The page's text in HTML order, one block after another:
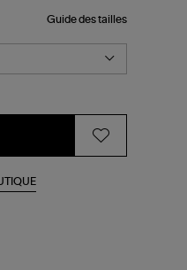
Guide des tailles